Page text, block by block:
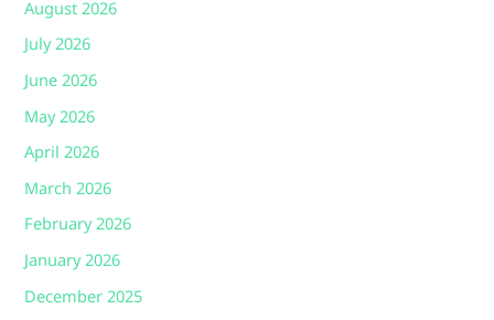
August 2026
July 2026
June 2026
May 2026
April 2026
March 2026
February 2026
January 2026
December 2025